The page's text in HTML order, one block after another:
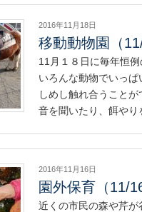
2016年11月18日
移動動物園（11/
11月１８日に毎年恒
いろんな動物でいっ
しめし触れ合うこと
音を聞いたり、餌や
2016年11月16日
園外保育（11/16
近くの市民の森や芹